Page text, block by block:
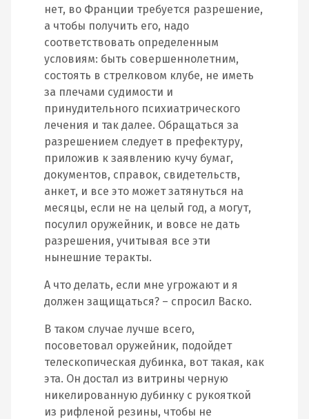
нет, во Франции требуется разрешение,
а чтобы получить его, надо
соответствовать определенным
условиям: быть совершеннолетним,
состоять в стрелковом клубе, не иметь
за плечами судимости и
принудительного психиатрического
лечения и так далее. Обращаться за
разрешением следует в префектуру,
приложив к заявлению кучу бумаг,
документов, справок, свидетельств,
анкет, и все это может затянуться на
месяцы, если не на целый год, а могут,
посулил оружейник, и вовсе не дать
разрешения, учитывая все эти
нынешние теракты.
А что делать, если мне угрожают и я
должен защищаться? – спросил Васко.
В таком случае лучше всего,
посоветовал оружейник, подойдет
телескопическая дубинка, вот такая, как
эта. Он достал из витрины черную
никелированную дубинку с рукояткой
из рифленой резины, чтобы не